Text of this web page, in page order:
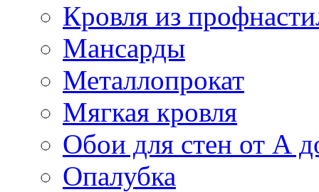
Кровля из
Мансарды
Металлопрокат
Мягкая кровля
Обои для стен от А
Опалубка